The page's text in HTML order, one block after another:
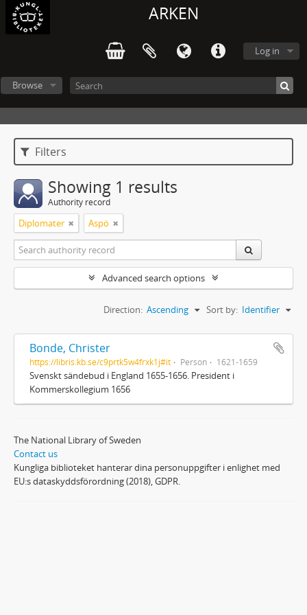
ARKEN
Log in
Browse
Filters
Showing 1 results
Authority record
Diplomater Aspö
Advanced search options
Sort by: Identifier
Direction: Ascending
Bonde, Christer
https://libris.kb.se/c9prtk5w4frxk1j#it Person 1621-1659
Svenskt sändebud i England 1655-1656. President i
Kommerskollegium 1656
The National Library of Sweden
Contact us
Kungliga biblioteket hanterar dina personuppgifter i enlighet med
EU:s dataskyddsförordning (2018), GDPR.